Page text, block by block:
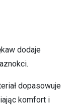
dodaje
dopasowuje
komfort i